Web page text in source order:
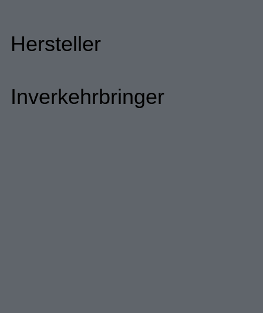
Hersteller
Inverkehrbringer